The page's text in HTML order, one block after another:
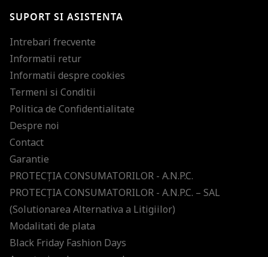
SUPORT SI ASISTENTA
Intrebari frecvente
Informatii retur
Informatii despre cookies
Termeni si Conditii
Politica de Confidentialitate
Despre noi
Contact
Garantie
PROTECŢIA CONSUMATORILOR - A.N.P.C.
PROTECŢIA CONSUMATORILOR - A.N.P.C. – SAL
(Solutionarea Alternativa a Litigiilor)
Modalitati de plata
Black Friday Fashion Days